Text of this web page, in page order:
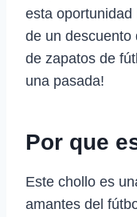
esta
de un descuento
de zapatos de
una pasada!
Por que
Este chollo es
amantes del